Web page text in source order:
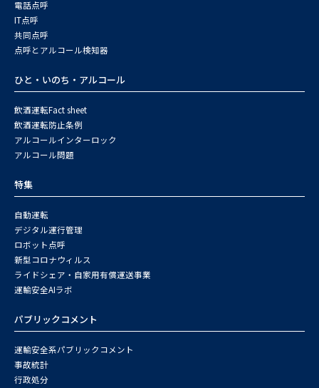
電話点呼
IT点呼
共同点呼
点呼とアルコール検知器
ひと・いのち・アルコール
飲酒運転Fact sheet
飲酒運転防止条例
アルコールインターロック
アルコール問題
特集
自動運転
デジタル運行管理
ロボット点呼
新型コロナウィルス
ライドシェア・自家用有償運送事業
運輸安全AIラボ
パブリックコメント
運輸安全系パブリックコメント
事故統計
行政処分